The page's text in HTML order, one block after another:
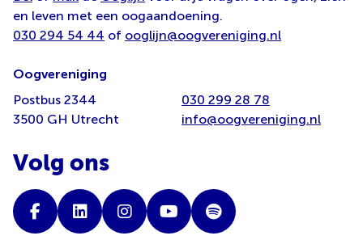
en leven met een oogaandoening.
030 294 54 44 of ooglijn@oogvereniging.nl
Oogvereniging
Postbus 2344
3500 GH Utrecht
030 299 28 78
info@oogvereniging.nl
Volg ons